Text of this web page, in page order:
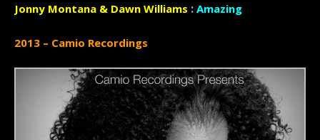
Jonny Montana & Dawn Williams : Amazing
2013 – Camio Recordings